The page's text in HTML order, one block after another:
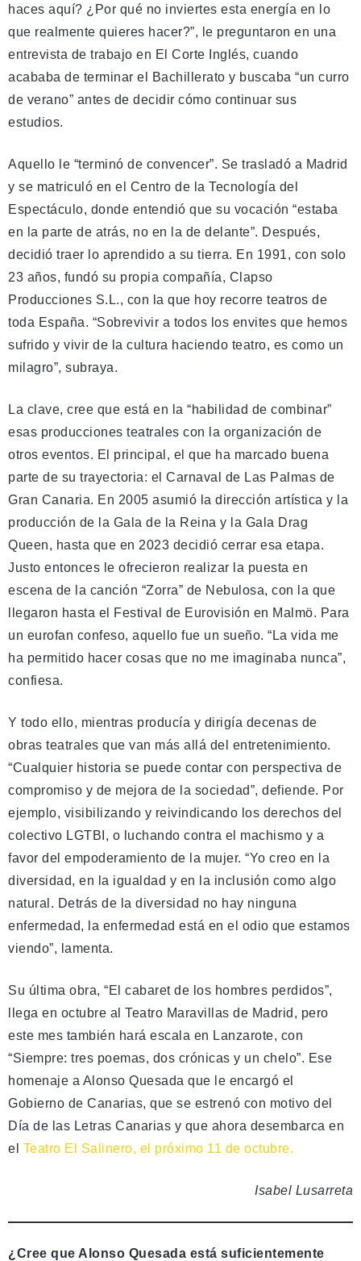
haces aquí? ¿Por qué no inviertes esta energía en lo
que realmente quieres hacer?”, le preguntaron en una
entrevista de trabajo en El Corte Inglés, cuando
acababa de terminar el Bachillerato y buscaba “un curro
de verano” antes de decidir cómo continuar sus
estudios.
Aquello le “terminó de convencer”. Se trasladó a Madrid
y se matriculó en el Centro de la Tecnología del
Espectáculo, donde entendió que su vocación “estaba
en la parte de atrás, no en la de delante”. Después,
decidió traer lo aprendido a su tierra. En 1991, con solo
23 años, fundó su propia compañía, Clapso
Producciones S.L., con la que hoy recorre teatros de
toda España. “Sobrevivir a todos los envites que hemos
sufrido y vivir de la cultura haciendo teatro, es como un
milagro”, subraya.
La clave, cree que está en la “habilidad de combinar”
esas producciones teatrales con la organización de
otros eventos. El principal, el que ha marcado buena
parte de su trayectoria: el Carnaval de Las Palmas de
Gran Canaria. En 2005 asumió la dirección artística y la
producción de la Gala de la Reina y la Gala Drag
Queen, hasta que en 2023 decidió cerrar esa etapa.
Justo entonces le ofrecieron realizar la puesta en
escena de la canción “Zorra” de Nebulosa, con la que
llegaron hasta el Festival de Eurovisión en Malmö. Para
un eurofan confeso, aquello fue un sueño. “La vida me
ha permitido hacer cosas que no me imaginaba nunca”,
confiesa.
Y todo ello, mientras producía y dirigía decenas de
obras teatrales que van más allá del entretenimiento.
“Cualquier historia se puede contar con perspectiva de
compromiso y de mejora de la sociedad”, defiende. Por
ejemplo, visibilizando y reivindicando los derechos del
colectivo LGTBI, o luchando contra el machismo y a
favor del empoderamiento de la mujer. “Yo creo en la
diversidad, en la igualdad y en la inclusión como algo
natural. Detrás de la diversidad no hay ninguna
enfermedad, la enfermedad está en el odio que estamos
viendo”, lamenta.
Su última obra, “El cabaret de los hombres perdidos”,
llega en octubre al Teatro Maravillas de Madrid, pero
este mes también hará escala en Lanzarote, con
“Siempre: tres poemas, dos crónicas y un chelo”. Ese
homenaje a Alonso Quesada que le encargó el
Gobierno de Canarias, que se estrenó con motivo del
Día de las Letras Canarias y que ahora desembarca en
el Teatro El Salinero, el próximo 11 de octubre.
Isabel Lusarreta
¿Cree que Alonso Quesada está suficientemente